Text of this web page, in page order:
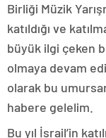
Birliği Müzik
katıldığı ve
büyük ilgi çeken
olmaya devam
olarak bu
habere gelelim.
Bu yıl İsrail’in